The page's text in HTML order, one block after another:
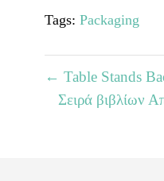
Tags: Packaging
← Table Stands
Σειρά βιβλίων